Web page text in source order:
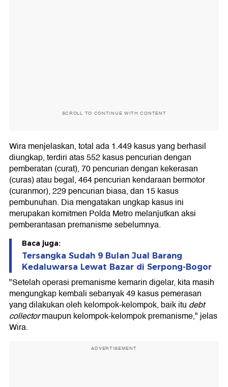
SCROLL TO CONTINUE WITH CONTENT
Wira menjelaskan, total ada 1.449 kasus yang berhasil
diungkap, terdiri atas 552 kasus pencurian dengan
pemberatan (curat), 70 pencurian dengan kekerasan
(curas) atau begal, 464 pencurian kendaraan bermotor
(curanmor), 229 pencurian biasa, dan 15 kasus
pembunuhan. Dia mengatakan ungkap kasus ini
merupakan komitmen Polda Metro melanjutkan aksi
pemberantasan premanisme sebelumnya.
Baca juga:
Tersangka Sudah 9 Bulan Jual Barang
Kedaluwarsa Lewat Bazar di Serpong-Bogor
"Setelah operasi premanisme kemarin digelar, kita masih
mengungkap kembali sebanyak 49 kasus pemerasan
yang dilakukan oleh kelompok-kelompok, baik itu debt
collectormaupun kelompok-kelompok premanisme," jelas
Wira.
ADVERTISEMENT